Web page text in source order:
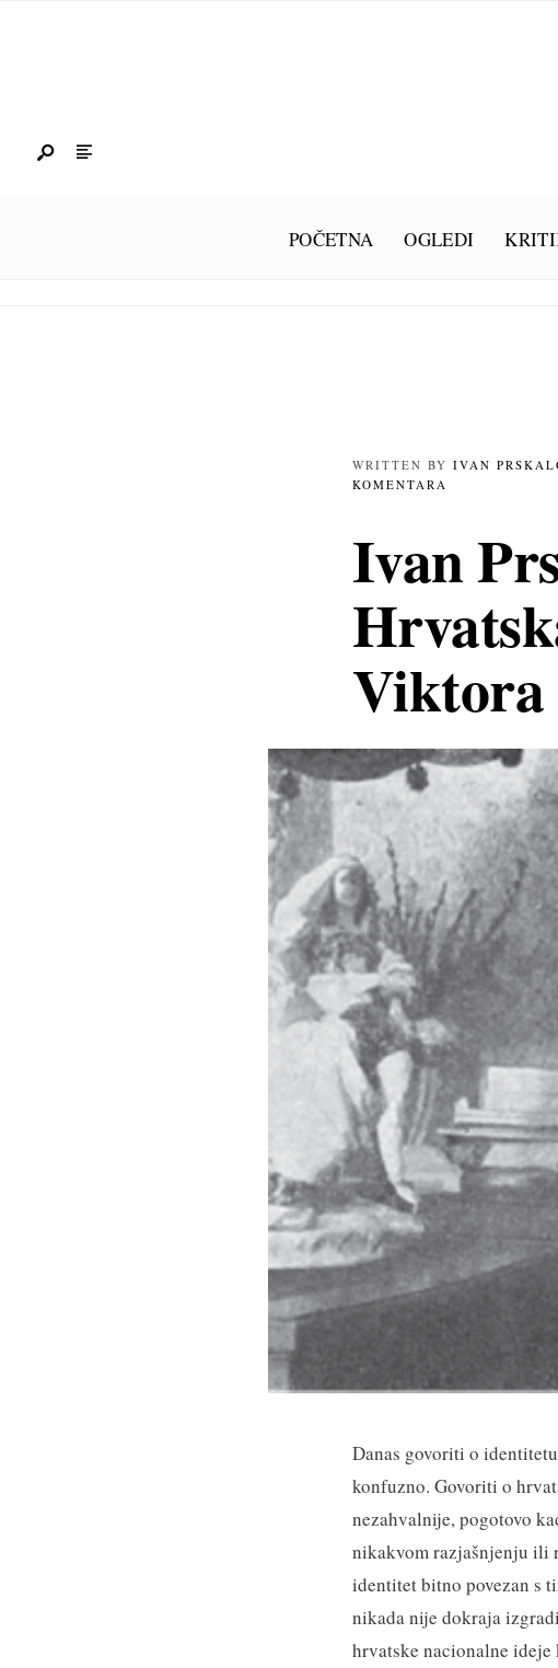
POČETNA OGLEDI
WRITTEN BY IVAN
KOMENTARA
Ivan
Viktora
Danas govoriti o
konfuzno. Govoriti o
nezahvalnije, pogotovo
nikakvom razjašnjenju ili
identitet bitno povezan s
nikada nije dokraja
hrvatske nacionalne